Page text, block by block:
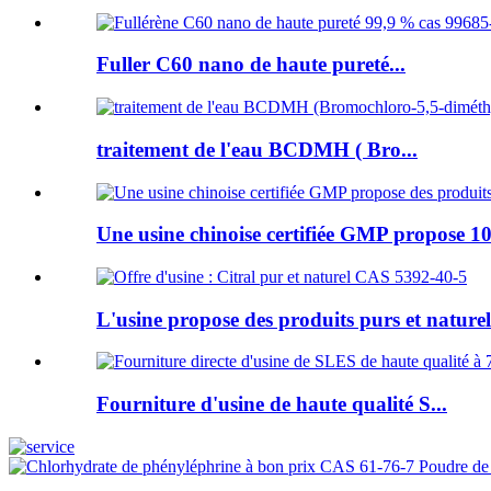
Fuller C60 nano de haute pureté...
traitement de l'eau BCDMH ( Bro...
Une usine chinoise certifiée GMP propose
L'usine propose des produits purs et
Fourniture d'usine de haute qualité S...